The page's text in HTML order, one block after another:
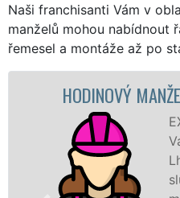
Naši franchisanti Vám v
manželů mohou nabídnout
řemesel a montáže až po
MANŽEL
EXTRA
Vás
Lhotě ty
služby